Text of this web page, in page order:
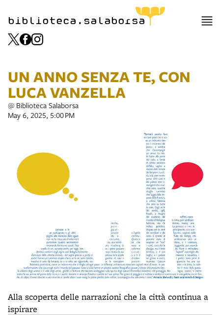
biblioteca.salaborsa
UN ANNO SENZA TE, CON
LUCA VANZELLA
@ Biblioteca Salaborsa
May 6, 2025, 5:00 PM
Alla scoperta delle narrazioni che la città continua a
ispirare